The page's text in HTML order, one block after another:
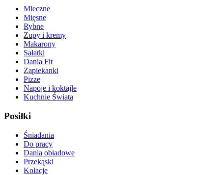
Mleczne
Mięsne
Rybne
Zupy i kremy
Makarony
Sałatki
Dania Fit
Zapiekanki
Pizze
Napoje i koktajle
Kuchnie Świata
Posiłki
Śniadania
Do pracy
Dania obiadowe
Przekąski
Kolacje